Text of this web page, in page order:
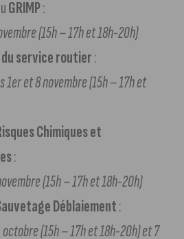
GRIMP:
(15h – 17h et 18h-20h)
du service routier:
1er et 8 novembre (15h – 17h et
Chimiques et
:
(15h – 17h et 18h-20h)
Déblaiement:
(15h – 17h et 18h-20h) et 7